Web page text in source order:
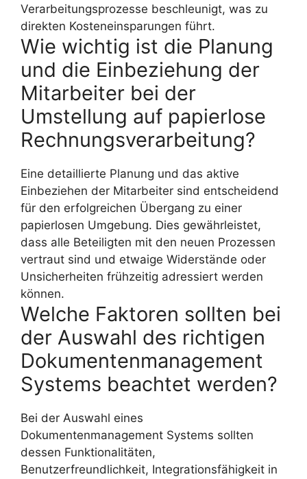
Verarbeitungsprozesse beschleunigt, was zu
direkten Kosteneinsparungen führt.
Wie wichtig ist die Planung
und die Einbeziehung der
Mitarbeiter bei der
Umstellung auf papierlose
Rechnungsverarbeitung?
Eine detaillierte Planung und das aktive
Einbeziehen der Mitarbeiter sind entscheidend
für den erfolgreichen Übergang zu einer
papierlosen Umgebung. Dies gewährleistet,
dass alle Beteiligten mit den neuen Prozessen
vertraut sind und etwaige Widerstände oder
Unsicherheiten frühzeitig adressiert werden
können.
Welche Faktoren sollten bei
der Auswahl des richtigen
Dokumentenmanagement
Systems beachtet werden?
Bei der Auswahl eines
Dokumentenmanagement Systems sollten
dessen Funktionalitäten,
Benutzerfreundlichkeit, Integrationsfähigkeit in